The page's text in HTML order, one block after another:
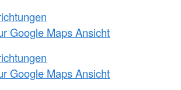
Google Maps Ansicht
Google Maps Ansicht